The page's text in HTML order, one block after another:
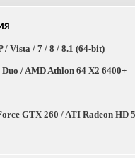
/ Vista / 7 / 8 / 8.1 (64-bit)
/ AMD Athlon 64 X2 6400+
GTX 260 / ATI Radeon HD